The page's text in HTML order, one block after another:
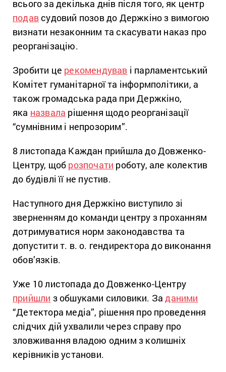
всього за декілька днів після того, як центр
подавсудовий позов до Держкіно з вимогою
визнати незаконним та скасувати наказ про
реорганізацію.
Зробити це рекомендував і парламентський
Комітет гуманітарної та інформполітики, а
також громадська рада при Держкіно,
яка назвала рішення щодо реорганізації
“сумнівним і непрозорим”.
8 листопада Каждан прийшла до Довженко-
Центру, щоб розпочати роботу, але колектив
до будівлі її не пустив.
Наступного дня Держкіно виступило зі
зверненням до команди центру з проханням
дотримуватися норм законодавства та
допустити т. в. о. гендиректора до виконання
обов’язків.
Уже 10 листопада до Довженко-Центру
прийшли з обшуками силовики. Заданими
“Детектора медіа”, рішення про проведення
слідчих дій ухвалили через справу про
зловживання владою одним з колишніх
керівників установи.